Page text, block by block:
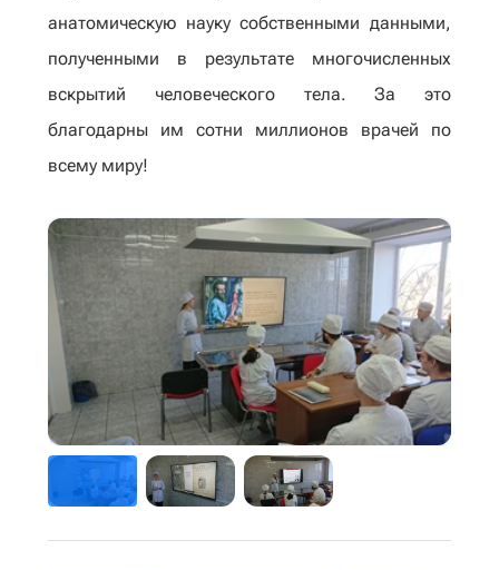
анатомическую науку собственными данными,
полученными в результате многочисленных
вскрытий человеческого тела. За это
благодарны им сотни миллионов врачей по
всему миру!